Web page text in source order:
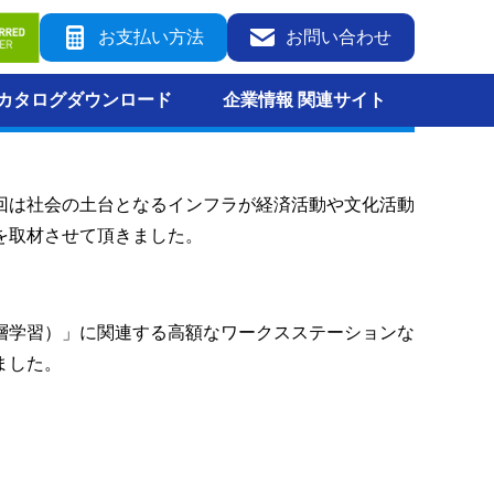
お支払い方法 お問い合わせ
タログダウンロード 企業情報 関連サイト
社会の土台となるインフラが経済活動や文化活動
材させて頂きました。
習）」に関連する高額なワークスステーションな
た。